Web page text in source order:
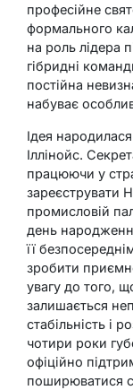
професійне
формального
на роль лідера
гібридні
постійна
набуває
Ідея
Іллінойс.
працюючи у
зареєструвати
промисловій
день
її
зробити
увагу до того,
залишається
стабільність і
чотири роки
офіційно
поширюватися